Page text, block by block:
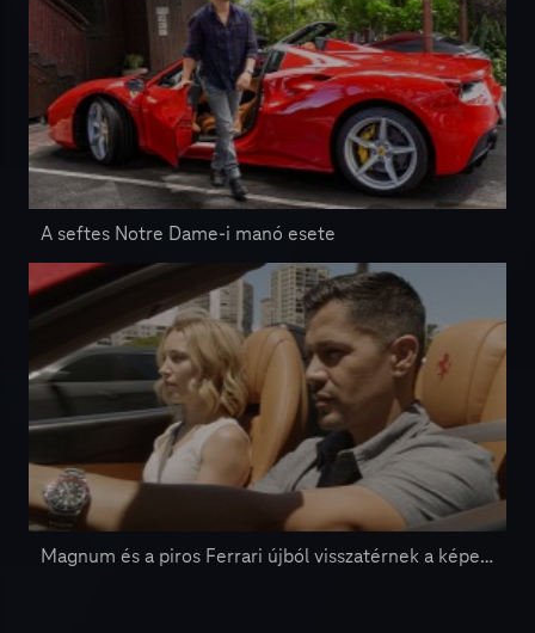
A seftes Notre Dame-i manó esete
Magnum és a piros Ferrari újból visszatérnek a képernyőkre